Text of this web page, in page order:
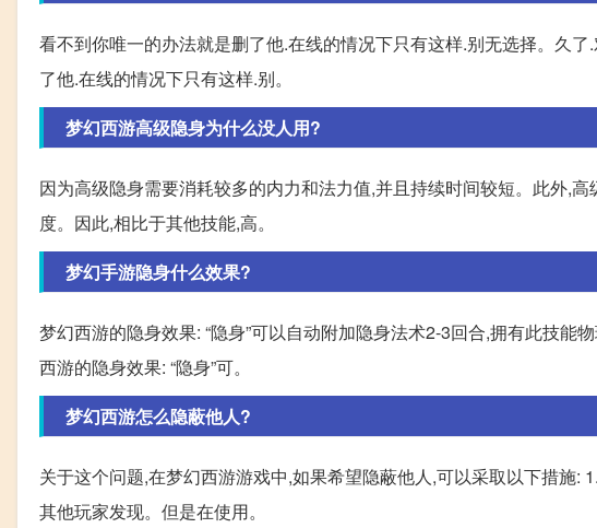
看不到你唯一的办法就是删了他.在线的情况下只有这样.别无选择。久
了他.在线的情况下只有这样.别。
梦幻西游高级隐身为什么没人用?
因为高级隐身需要消耗较多的内力和法力值,并且持续时间较短。此外,
度。因此,相比于其他技能,高。
梦幻手游隐身什么效果?
梦幻西游的隐身效果: “隐身”可以自动附加隐身法术2-3回合,拥有此技能
西游的隐身效果: “隐身”可。
梦幻西游怎么隐蔽他人?
关于这个问题,在梦幻西游游戏中,如果希望隐蔽他人,可以采取以下措施:
其他玩家发现。但是在使用。